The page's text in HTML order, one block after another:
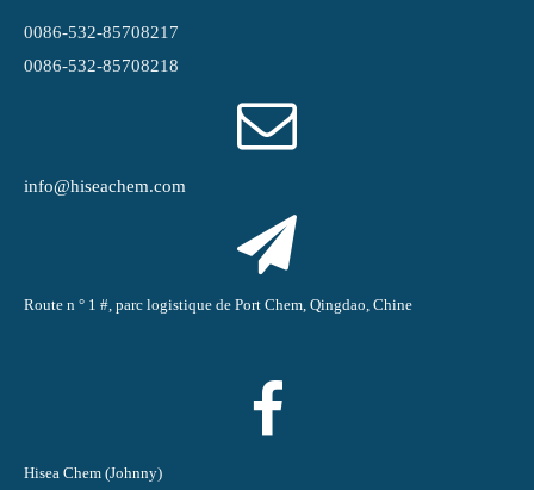
0086-532-85708217
0086-532-85708218
info@hiseachem.com
Route n ° 1 #, parc logistique de Port Chem, Qingdao, Chine
Hisea Chem (Johnny)